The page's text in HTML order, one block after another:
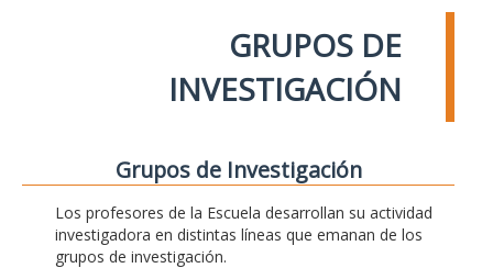
GRUPOS DE
INVESTIGACIÓN
Grupos de Investigación
Los profesores de la Escuela desarrollan su actividad
investigadora en distintas líneas que emanan de los
grupos de investigación.